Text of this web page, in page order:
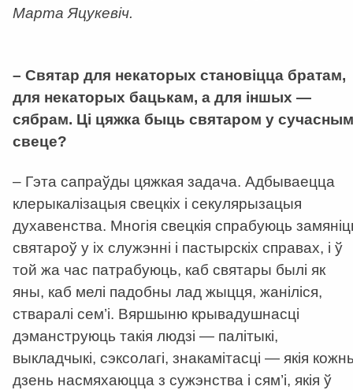
Марта Яцукевіч.
– Святар для некаторых становіцца братам,
для некаторых бацькам, а для іншых —
сябрам. Ці цяжка быць святаром у сучасным
свеце?
– Гэта сапраўды цяжкая задача. Адбываецца
клерыкалізацыя свецкіх і секулярызацыя
духавенства. Многія свецкія спрабуюць
святароў у іх служэнні і пастырскіх справах, і ў
той жа час патрабуюць, каб святары былі як
яны, каб мелі падобны лад жыцця, жаніліся,
стваралі сем’і. Вяршыню крывадушнасці
дэманструюць такія людзі — палітыкі,
выкладчыкі, сэксолагі, знакамітасці — якія
дзень насмяхаюцца з сужэнства і сям’і, якія ў